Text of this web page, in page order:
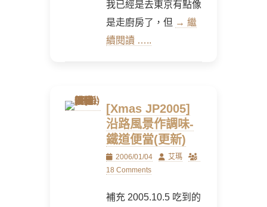
我已經是去東京有點像
是走廚房了，但 → 繼
續閱讀 …..
[Xmas JP2005]
沿路風景作調味-
鐵道便當(更新)
Posted
on
2006/01/04 Author
艾瑪
18 Comments
補充 2005.10.5 吃到的